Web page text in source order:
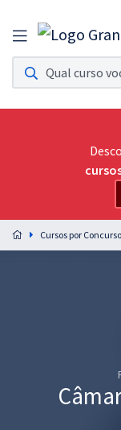
Assinatura
Acesso a todos os
Assinatura OAB
Acesso ilimitado a
Preparação completa
residências em saúde
Graduação
Cursos por Concurso